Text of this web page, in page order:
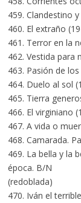
459. Clandestino
460. El extraño
461. Terror en la
462. Vestida para
463. Pasión de
464. Duelo al sol
465. Tierra
466. El virginiano
467. A vida o
468. Camarada.
469. La bella y la
época. B/N
(redoblada)
470. Iván el